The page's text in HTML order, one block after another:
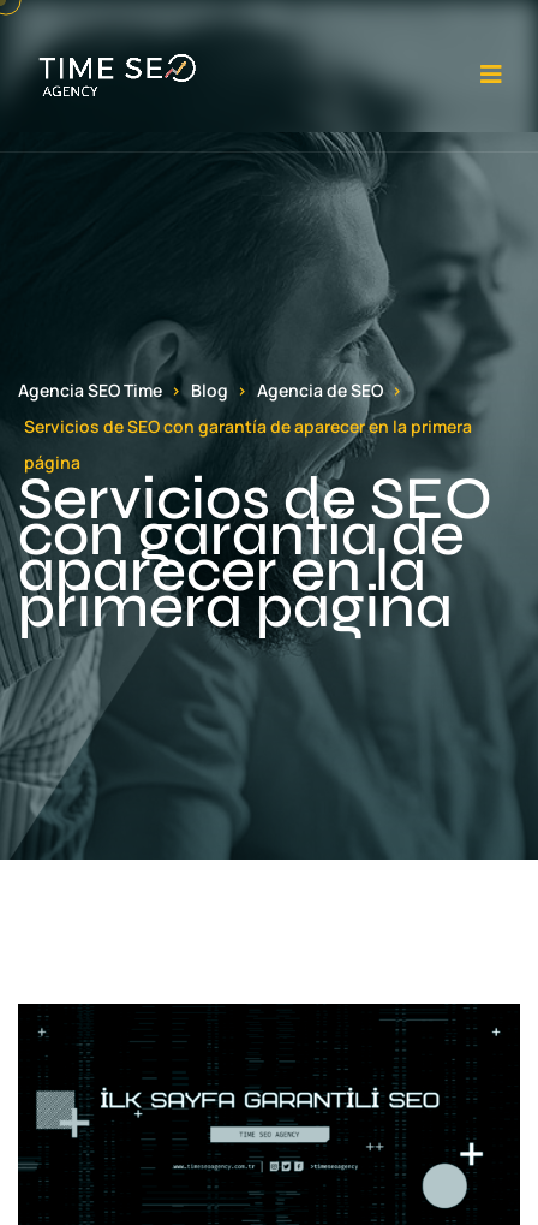
Agencia SEO Time Blog
Agencia de SEO
Servicios de SEO con garantía de aparecer en la primera
página
Servicios de SEO
con garantía de
aparecer en la
primera página